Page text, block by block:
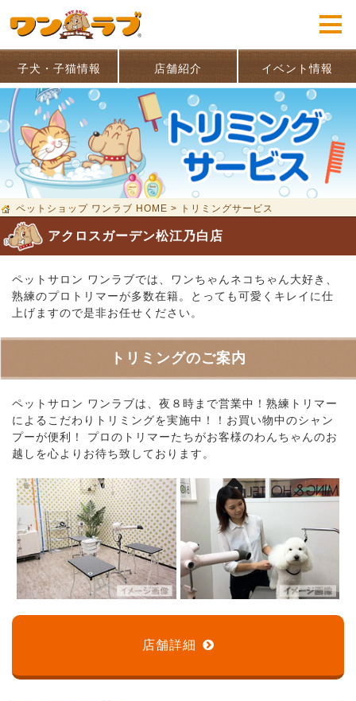
子犬・子猫情報 店舗紹介 イベント情報
ペットショップ ワンラブ HOME > トリミングサービス
アクロスガーデン松江乃白店
ペットサロン ワンラブでは、ワンちゃんネコちゃん大好き、
熟練のプロトリマーが多数在籍。とっても可愛くキレイに仕
上げますので是非お任せください。
トリミングのご案内
ペットサロン ワンラブは、夜８時まで営業中！熟練トリマー
によるこだわりトリミングを実施中！！お買い物中のシャン
プーが便利！ プロのトリマーたちがお客様のわんちゃんのお
越しを心よりお待ち致しております。
店舗詳細